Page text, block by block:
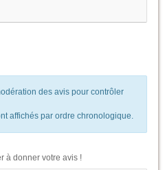
des avis pour contrôler
affichés par ordre chronologique.
à donner votre avis !